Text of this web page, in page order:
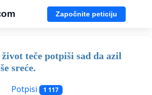
Započnite peticiju
život teče potpiši sad da azil
sreće.
Potpisi 1 117